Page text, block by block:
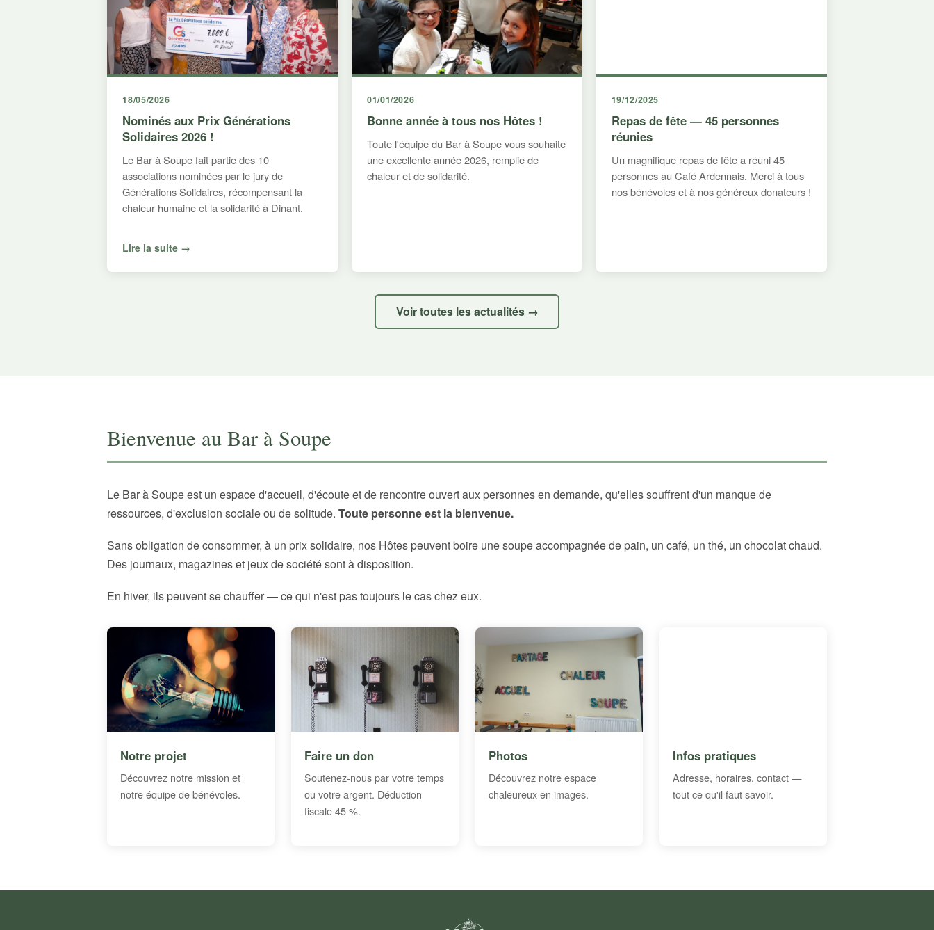
18/05/2026
Nominés aux Prix Générations
Solidaires 2026 !
Le Bar à Soupe fait partie des 10
associations nominées par le jury de
Générations Solidaires, récompensant la
chaleur humaine et la solidarité à Dinant.
Lire la suite →
01/01/2026
Bonne année à tous nos Hôtes !
Toute l'équipe du Bar à Soupe vous souhaite
une excellente année 2026, remplie de
chaleur et de solidarité.
19/12/2025
Repas de fête — 45 personnes
réunies
Un magnifique repas de fête a réuni 45
personnes au Café Ardennais. Merci à tous
nos bénévoles et à nos généreux donateurs !
Voir toutes les actualités →
Bienvenue au Bar à Soupe
Le Bar à Soupe est un espace d'accueil, d'écoute et de rencontre ouvert aux personnes en demande, qu'elles souffrent d'un manque de
ressources, d'exclusion sociale ou de solitude. Toute personne est la bienvenue.
Sans obligation de consommer, à un prix solidaire, nos Hôtes peuvent boire une soupe accompagnée de pain, un café, un thé, un chocolat chaud.
Des journaux, magazines et jeux de société sont à disposition.
En hiver, ils peuvent se chauffer — ce qui n'est pas toujours le cas chez eux.
Notre projet
Découvrez notre mission et
notre équipe de bénévoles.
Faire un don
Soutenez-nous par votre temps
ou votre argent. Déduction
fiscale 45 %.
Photos
Découvrez notre espace
chaleureux en images.
Infos pratiques
Adresse, horaires, contact —
tout ce qu'il faut savoir.